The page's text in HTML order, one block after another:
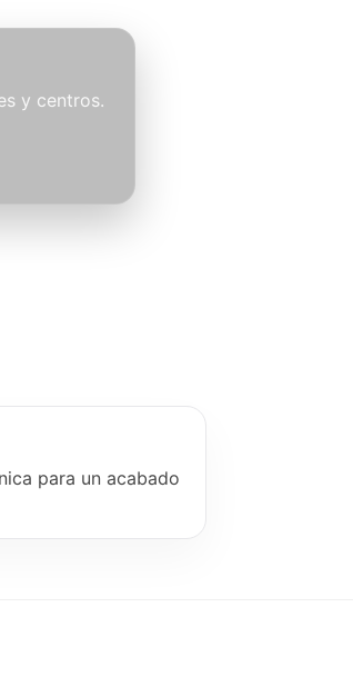
y centros.
para un acabado